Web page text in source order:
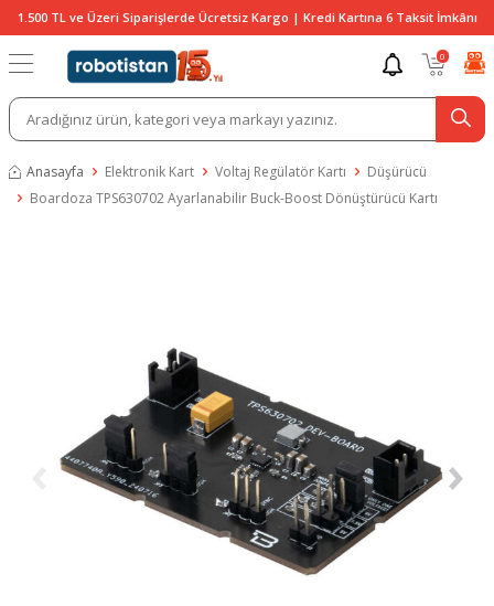
1.500 TL ve Üzeri Siparişlerde Ücretsiz Kargo | Kredi Kartına 6 Taksit İmkânı
0
Anasayfa Elektronik Kart Voltaj Regülatör Kartı
Düşürücü
Boardoza TPS630702 Ayarlanabilir Buck-Boost Dönüştürücü Kartı